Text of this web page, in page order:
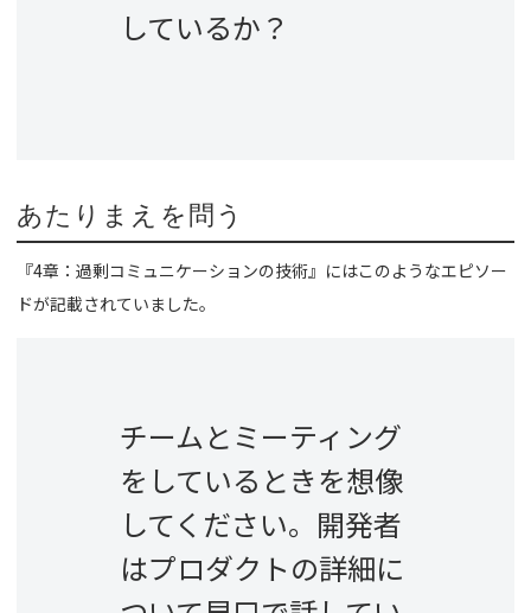
しているか？
あたりまえを問う
『4章：過剰コミュニケーションの技術』にはこのようなエピソー
ドが記載されていました。
チームとミーティング
をしているときを想像
してください。開発者
はプロダクトの詳細に